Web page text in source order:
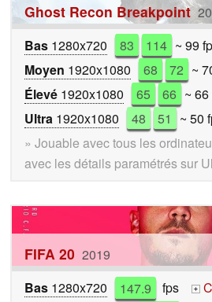
Ghost Recon Breakpoint
Bas 1280x720 83 114 ~ 99
Moyen 1920x1080 68 72 ~
Élevé 1920x1080 65 66 ~
Ultra 1920x1080 48 51 ~
» Jouable avec tous les
avec les détails paramétrés sur
FIFA 20 2019
Bas 1280x720 147.9 fps +